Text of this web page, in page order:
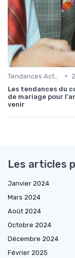
•
Les tendances du
de mariage pour
venir
Les articles
Janvier 2024
Mars 2024
Août 2024
Octobre 2024
Décembre 2024
Février 2025